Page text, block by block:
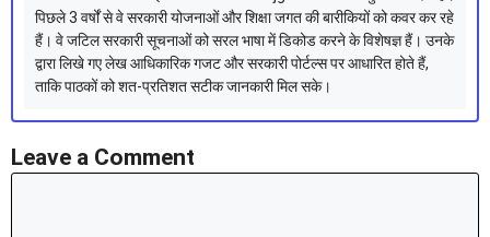
पिछले 3 वर्षों से वे सरकारी योजनाओं और शिक्षा जगत की बारीकियों को कवर कर रहे
हैं। वे जटिल सरकारी सूचनाओं को सरल भाषा में डिकोड करने के विशेषज्ञ हैं। उनके
द्वारा लिखे गए लेख आधिकारिक गजट और सरकारी पोर्टल्स पर आधारित होते हैं,
ताकि पाठकों को शत-प्रतिशत सटीक जानकारी मिल सके।
Leave a Comment